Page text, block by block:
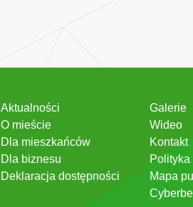
Aktualności
O mieście
Dla mieszkańców
Dla biznesu
Deklaracja dostępności
Galerie
Wideo
Kontakt
Mapa